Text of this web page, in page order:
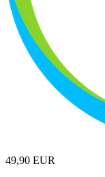
49,90 EUR